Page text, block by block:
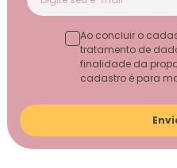
Ao concluir o
tratamento de
finalidade da
cadastro é para